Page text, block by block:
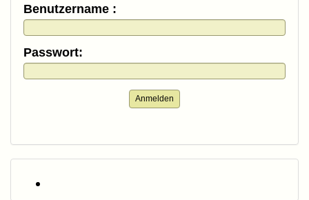
Benutzername :
Passwort:
Anmelden